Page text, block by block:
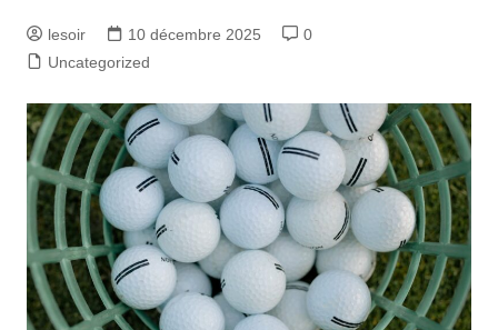
lesoir 10 décembre 2025
0
Uncategorized